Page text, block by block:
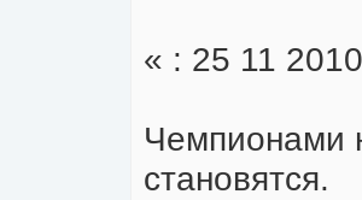
« : 25 11
Чемпионами
становятся.